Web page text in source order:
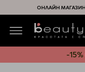
ОНЛАЙН
-